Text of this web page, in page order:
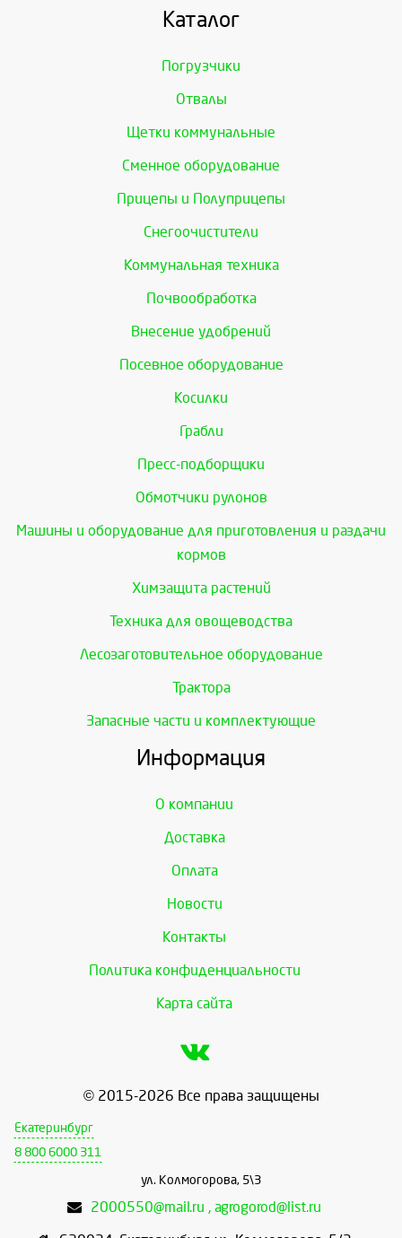
Каталог
Погрузчики
Отвалы
Щетки коммунальные
Сменное оборудование
Прицепы и Полуприцепы
Снегоочистители
Коммунальная техника
Почвообработка
Внесение удобрений
Посевное оборудование
Косилки
Грабли
Пресс-подборщики
Обмотчики рулонов
Машины и оборудование для приготовления и раздачи
кормов
Химзащита растений
Техника для овощеводства
Лесозаготовительное оборудование
Трактора
Запасные части и комплектующие
Информация
О компании
Доставка
Оплата
Новости
Контакты
Политика конфиденциальности
Карта сайта
© 2015-2026 Все права защищены
Екатеринбург
8 800 6000 311
ул. Колмогорова, 5\3
2000550@mail.ru , agrogorod@list.ru